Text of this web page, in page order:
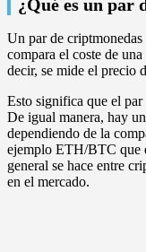
¿Qué es un par
Un par de criptmonedas
compara el coste de
decir, se mide el precio
Esto significa que el
De igual manera, hay
dependiendo de la
ejemplo ETH/BTC que
general se hace entre
en el mercado.